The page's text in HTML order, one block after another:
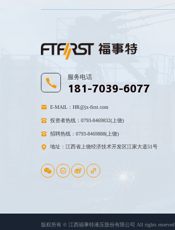
服务电话
181-7039-6077
E-MAIL： HR@jx-first.com
投资者热线：0793-8469832(上饶)
招聘热线：0793-8469888(上饶)
地址：江西省上饶经济技术开发区江家大道51号
版权所有 © 江西福事特液压股份有限公司 All rights reserved